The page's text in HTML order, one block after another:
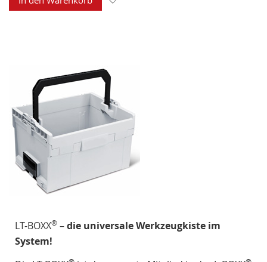
LT-BOXX® –die universale Werkzeugkiste im
System!